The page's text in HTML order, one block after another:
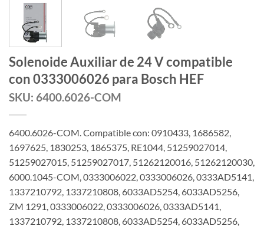
Solenoide Auxiliar de 24 V compatible
con 0333006026 para Bosch HEF
SKU: 6400.6026-COM
6400.6026-COM. Compatible con: 0910433, 1686582,
1697625, 1830253, 1865375, RE1044, 51259027014,
51259027015, 51259027017, 51262120016, 51262120030,
6000.1045-COM, 0333006022, 0333006026, 0333AD5141,
1337210792, 1337210808, 6033AD5254, 6033AD5256,
ZM 1291, 0333006022, 0333006026, 0333AD5141,
1337210792, 1337210808, 6033AD5254, 6033AD5256,